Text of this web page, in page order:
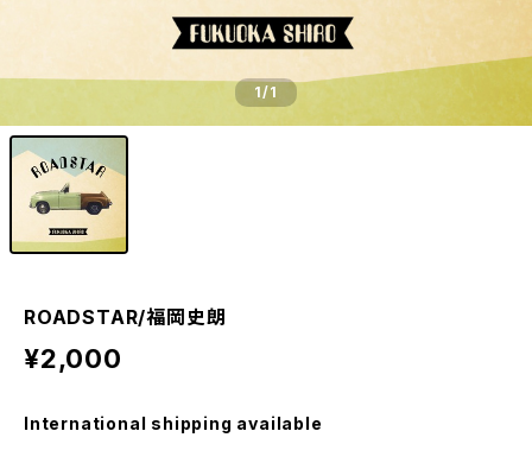
1/1
ROADSTAR/福岡史朗
¥2,000
International shipping available